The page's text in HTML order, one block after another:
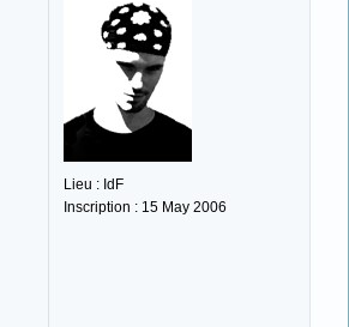
Lieu : IdF
Inscription : 15 May 2006